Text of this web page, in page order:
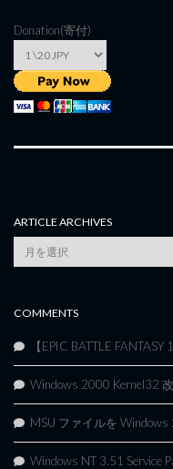
Donation(寄付)
ARTICLE ARCHIVES
Article
Archives
COMMENTS
【EPIC BATTLE
Windows 2000 Kernel32
MSU ファイルを
Windows NT 3.51 Service